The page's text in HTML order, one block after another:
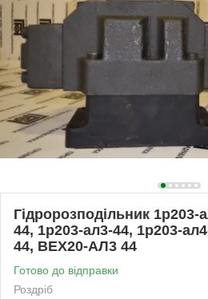
Гідророзподільник 1р203-
44, 1р203-ал3-44, 1р203-
44, ВЕХ20-АЛ3 44
Готово до відправки
Роздріб